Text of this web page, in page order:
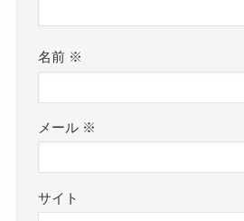
名前 ※
メール ※
サイト